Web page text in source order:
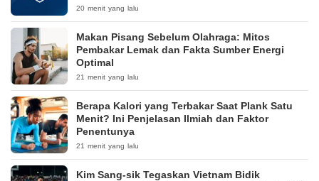
20 menit yang lalu
Makan Pisang Sebelum Olahraga: Mitos
Pembakar Lemak dan Fakta Sumber Energi
Optimal
21 menit yang lalu
Berapa Kalori yang Terbakar Saat Plank Satu
Menit? Ini Penjelasan Ilmiah dan Faktor
Penentunya
21 menit yang lalu
Kim Sang-sik Tegaskan Vietnam Bidik